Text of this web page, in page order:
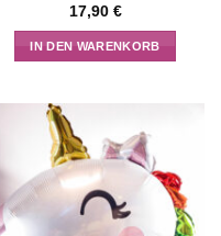
17,90 €
IN DEN WARENKORB